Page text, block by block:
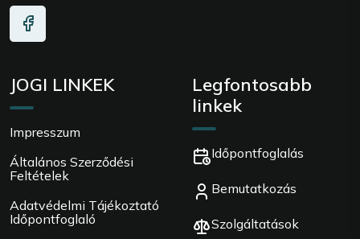
JOGI LINKEK
Impresszum
Általános Szerződési
Feltételek
Adatvédelmi Tájékoztató
Időpontfoglaló
Legfontosabb
linkek
Időpontfoglalás
Bemutatkozás
Szolgáltatások